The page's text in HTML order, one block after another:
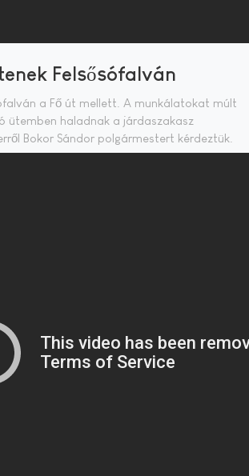
Felsősófalván
a Fő út mellett. A munkálatokat múlt
ütemben haladnak a járdaszakasz
Bokor Sándor polgármestert kérdeztük.